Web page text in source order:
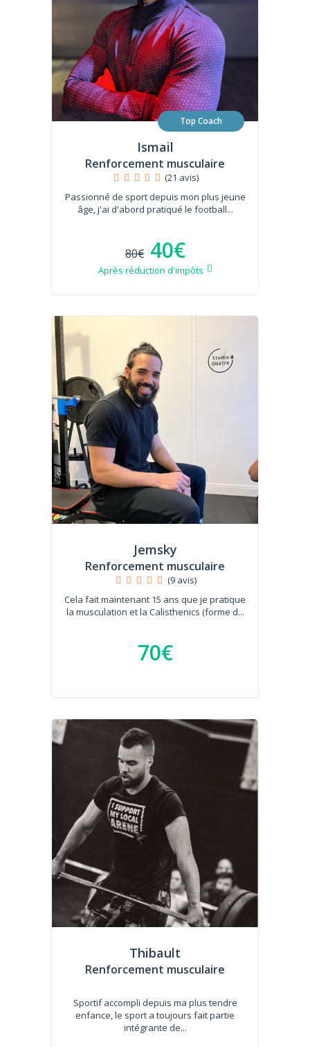
Top Coach
Ismail
Renforcement musculaire
(21 avis)
Passionné de sport depuis mon plus jeune
âge, j'ai d'abord pratiqué le football...
80€ 40€
Après réduction d'impôts
Jemsky
Renforcement musculaire
(9 avis)
Cela fait maintenant 15 ans que je pratique
la musculation et la Calisthenics (forme d...
70€
Thibault
Renforcement musculaire
Sportif accompli depuis ma plus tendre
enfance, le sport a toujours fait partie
intégrante de...